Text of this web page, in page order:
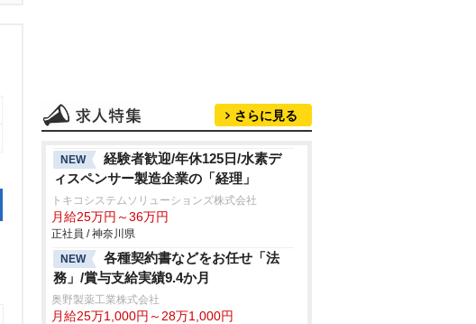
さらに見る
NEW
経験者歓迎/年休125日/水素デ
ィスペンサー製造企業の「経理」
トキコシステムソリューションズ株式会社
月給25万円～36万円
正社員 / 神奈川県
NEW
各種契約書などをお任せ「法
務」/賞与支給実績9.4か月
奥野製薬工業株式会社
月給25万1,000円～28万1,000円